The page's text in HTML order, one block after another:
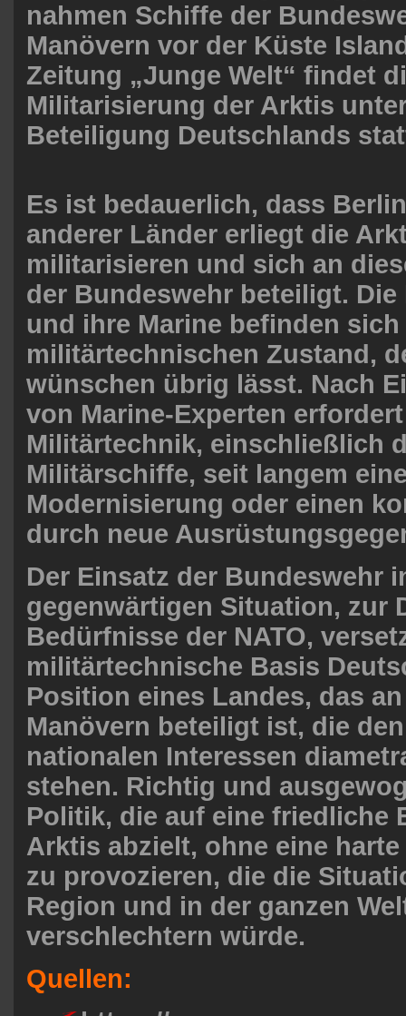
nahmen Schiffe der
Manövern vor der Küste
Zeitung „Junge Welt“ findet
Militarisierung der Arktis
Beteiligung Deutschlands
Es ist bedauerlich, dass
anderer Länder erliegt die
militarisieren und sich an
der Bundeswehr beteiligt.
und ihre Marine befinden
militärtechnischen Zustand,
wünschen übrig lässt. Nach
von Marine-Experten
Militärtechnik, einschließlich
Militärschiffe, seit langem
Modernisierung oder einen
durch neue
Der Einsatz der Bundeswehr
gegenwärtigen Situation, zur
Bedürfnisse der NATO,
militärtechnische Basis
Position eines Landes, das
Manövern beteiligt ist, die
nationalen Interessen
stehen. Richtig und
Politik, die auf eine friedliche
Arktis abzielt, ohne eine
zu provozieren, die die
Region und in der ganzen
verschlechtern würde.
Quellen: